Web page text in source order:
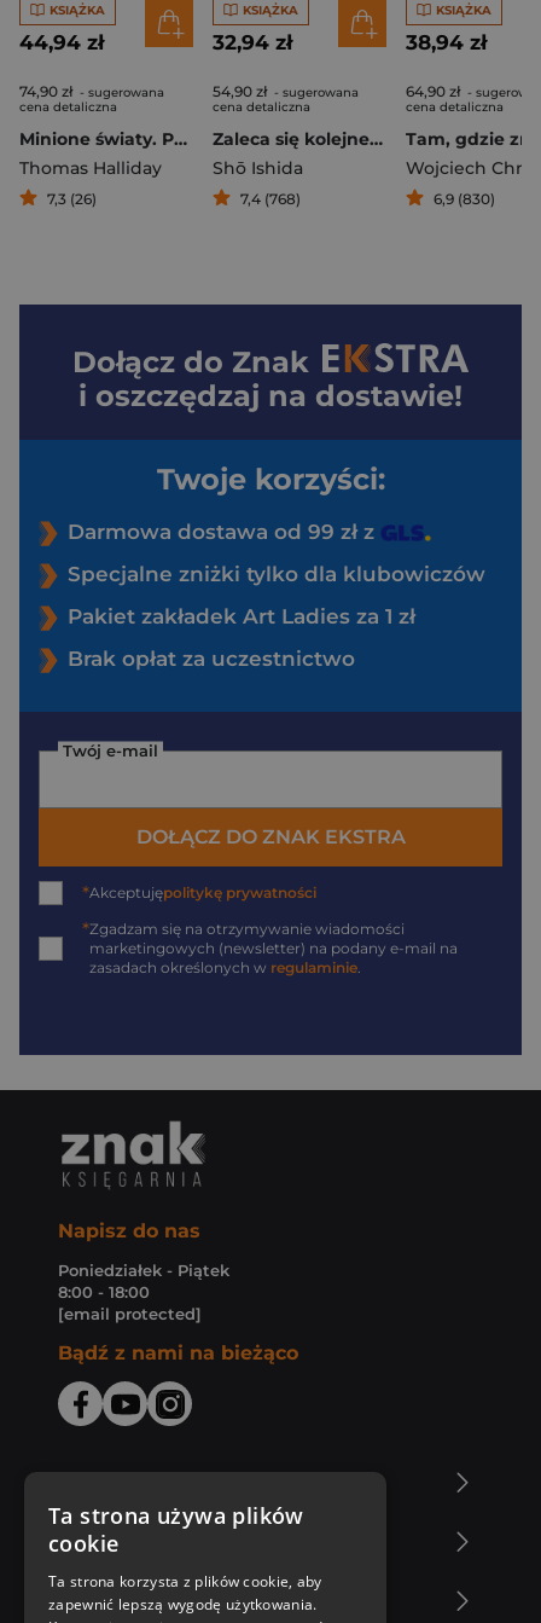
KSIĄŻKA
44,94 zł
74,90 zł - sugerowana
cena detaliczna
Minione światy. Podróż do początków Ziemi
Thomas Halliday
7,3 (26)
KSIĄŻKA
32,94 zł
54,90 zł - sugerowana
cena detaliczna
Zaleca się kolejnego kota
Shō Ishida
7,4 (768)
KSIĄŻKA
38,94 zł
64,90 zł -
cena detaliczna
Wojciech
6,9 (830)
Dołącz do Znak
i oszczędzaj na dostawie!
Twoje korzyści:
Darmowa dostawa od 99 zł z
Specjalne zniżki tylko dla klubowiczów
Pakiet zakładek Art Ladies za 1 zł
Brak opłat za uczestnictwo
Twój e-mail
DOŁĄCZ DO ZNAK EKSTRA
*Akceptujępolitykę prywatności
*Zgadzam się na otrzymywanie wiadomości
marketingowych (newsletter) na podany e-mail na
zasadach określonych w regulaminie.
Napisz do nas
Poniedziałek - Piątek
8:00 - 18:00
[email protected]
Bądź z nami na bieżąco
Zakupy u nas
Nasza oferta
Ta strona używa plików
cookie
Ta strona korzysta z plików cookie, aby
zapewnić lepszą wygodę użytkowania.